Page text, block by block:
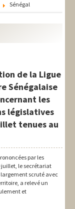
Sénégal
de la Ligue
Sénégalaise
les
législatives
tenues au
par les
juillet, le secrétariat
largement scruté avec
a relevé un
et